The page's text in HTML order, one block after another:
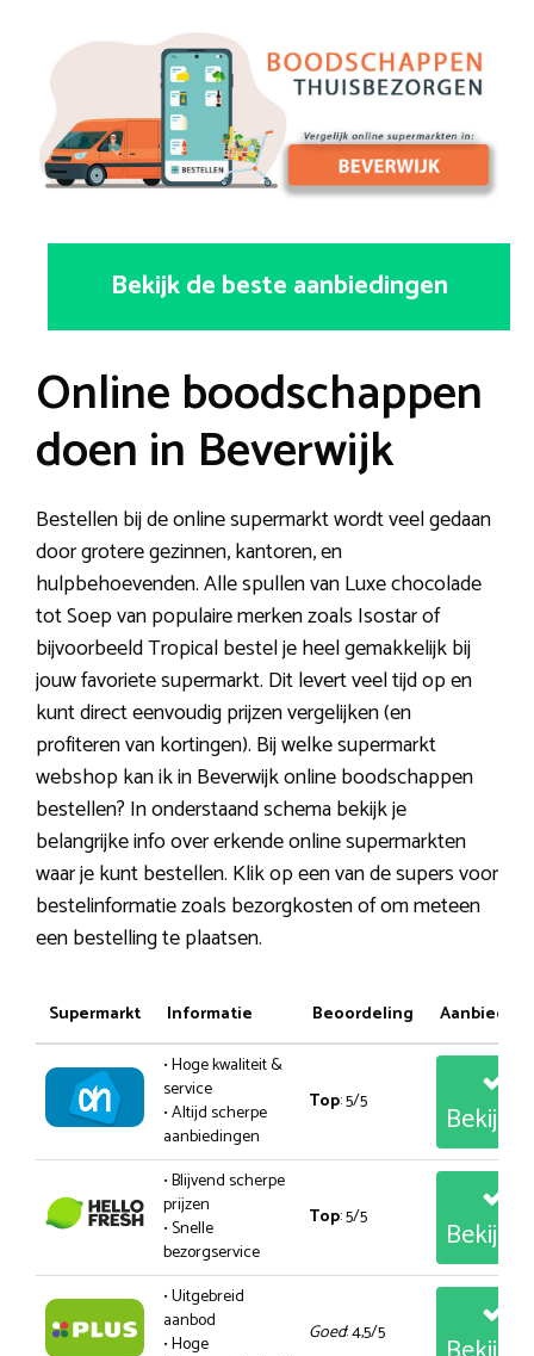
Bekijk de beste aanbiedingen
Online boodschappen
doen in Beverwijk
Bestellen bij de online supermarkt wordt veel gedaan
door grotere gezinnen, kantoren, en
hulpbehoevenden. Alle spullen van Luxe chocolade
tot Soep van populaire merken zoals Isostar of
bijvoorbeeld Tropical bestel je heel gemakkelijk bij
jouw favoriete supermarkt. Dit levert veel tijd op en
kunt direct eenvoudig prijzen vergelijken (en
profiteren van kortingen). Bij welke supermarkt
webshop kan ik in Beverwijk online boodschappen
bestellen? In onderstaand schema bekijk je
belangrijke info over erkende online supermarkten
waar je kunt bestellen. Klik op een van de supers voor
bestelinformatie zoals bezorgkosten of om meteen
een bestelling te plaatsen.
Supermarkt Informatie Beoordeling
• Hoge kwaliteit &
service
• Altijd scherpe
aanbiedingen
Top: 5/5
• Blijvend scherpe
prijzen
• Snelle
bezorgservice
Top: 5/5
• Uitgebreid
aanbod
• Hoge
Goed: 4,5/5